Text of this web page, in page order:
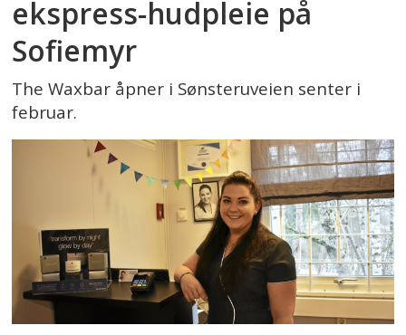
ekspress-hudpleie på
Sofiemyr
The Waxbar åpner i Sønsteruveien senter i
februar.